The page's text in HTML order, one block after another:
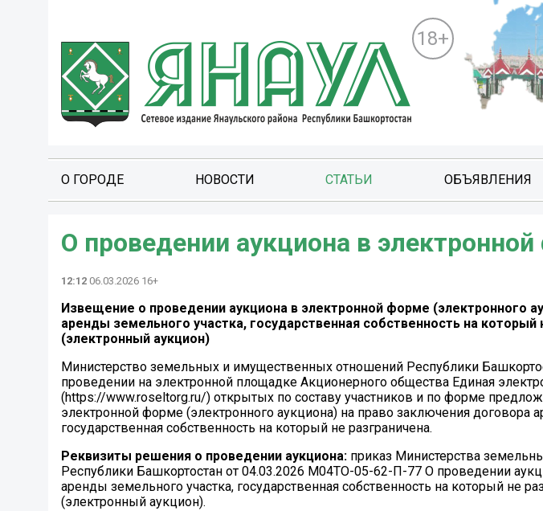
18+
О ГОРОДЕ НОВОСТИ СТАТЬИ ОБЪЯВЛЕНИЯ
О проведении аукциона в
12:12 06.03.2026 16+
Извещение о проведении аукциона в электронной форме (электронного
аренды земельного участка, государственная собственность на
(электронный аукцион)
Министерство земельных и имущественных отношений Республики
проведении на электронной площадке Акционерного общества Единая
(https://www.roseltorg.ru/) открытых по составу участников и по форме
электронной форме (электронного аукциона) на право заключения договора
государственная собственность на который не разграничена.
Реквизиты решения о проведении аукциона: приказ Министерства
Республики Башкортостан от 04.03.2026 М04ТО-05-62-П-77 О проведении
аренды земельного участка, государственная собственность на который не
(электронный аукцион).